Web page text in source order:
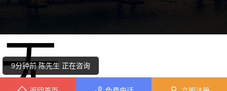
9分钟前 陈先生 正在咨询
无